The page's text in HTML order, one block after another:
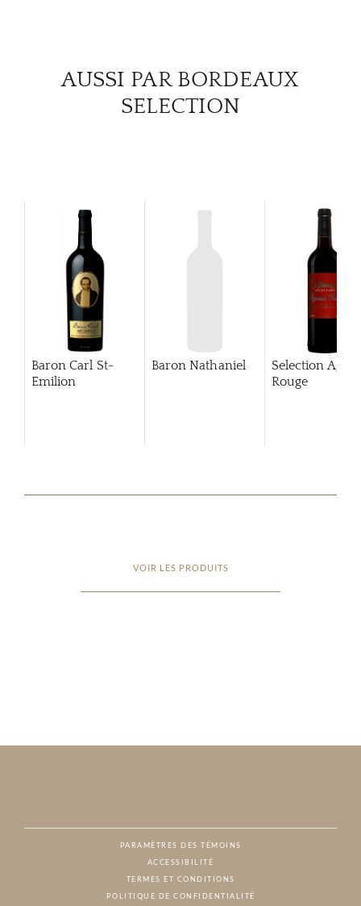
AUSSI PAR BORDEAUX
SELECTION
Baron Carl St-
Emilion
Baron Nathaniel
Selection
Rouge
VOIR LES PRODUITS
PARAMÈTRES DES TÉMOINS
ACCESSIBILITÉ
TERMES ET CONDITIONS
POLITIQUE DE CONFIDENTIALITÉ